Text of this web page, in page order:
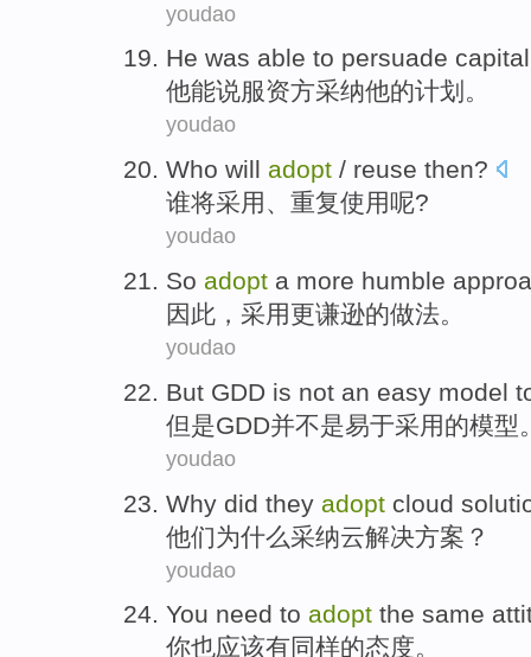
youdao
He was able to persuade
他能说服资方采纳他的计划 。
youdao
Who will adopt / reuse then?
谁将采用 、 重复使用呢?
youdao
So adopt a more humble
因此， 采用更谦逊的做法。
youdao
But GDD is not an easy model
但是GDD并不是易于采用的模型
youdao
Why did they adopt cloud
他们为什么采纳云解决方案 ？
youdao
You need to adopt the same
你也应该有同样的态度。